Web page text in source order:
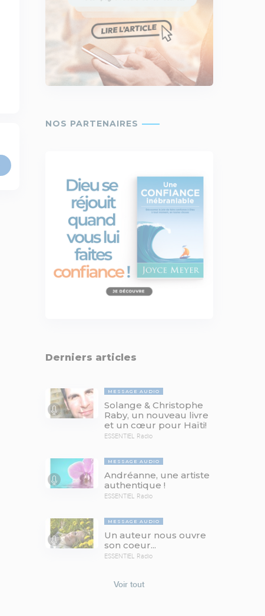
Derniers articles
MESSAGE AUDIO
Solange & Christophe
Raby, un nouveau livre
et un cœur pour Haïti!
ESSENTIEL Radio
MESSAGE AUDIO
Andréanne, une artiste
authentique !
ESSENTIEL Radio
MESSAGE AUDIO
Un auteur nous ouvre
son coeur...
ESSENTIEL Radio
Voir tout